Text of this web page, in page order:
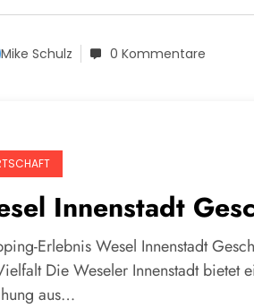
Mike Schulz 0 Kommentare
Innenstadt
Erlebnis Wesel Innenstadt
Die Weseler Innenstadt bietet
aus…